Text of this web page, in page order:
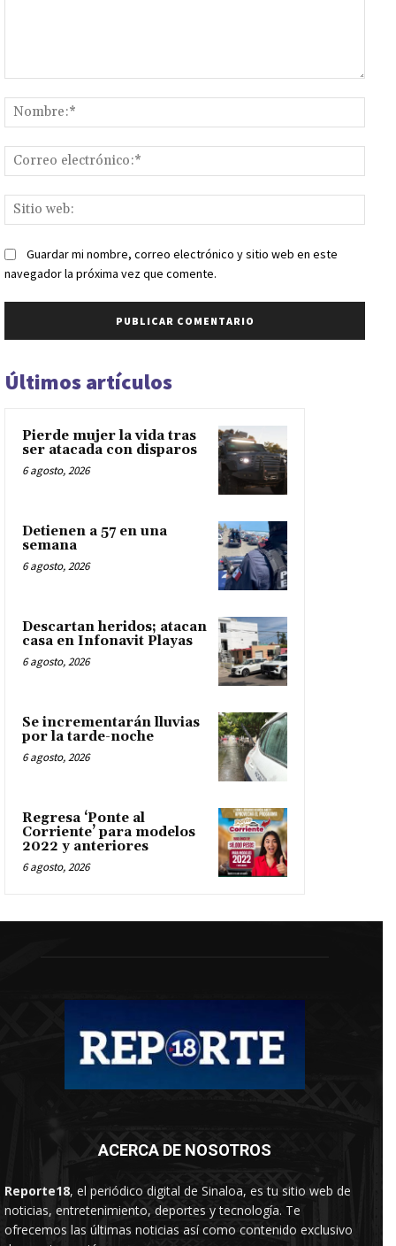
web:
Guardar mi nombre, correo electrónico y sitio web en este
navegador la próxima vez que comente.
Últimos artículos
Pierde mujer la vida tras
ser atacada con disparos
6 agosto, 2026
Detienen a 57 en una
semana
6 agosto, 2026
Descartan heridos; atacan
casa en Infonavit Playas
6 agosto, 2026
Se incrementarán lluvias
por la tarde-noche
6 agosto, 2026
Regresa ‘Ponte al
Corriente’ para modelos
2022 y anteriores
6 agosto, 2026
ACERCA DE NOSOTROS
Reporte18, el periódico digital de Sinaloa, es tu sitio web de
noticias, entretenimiento, deportes y tecnología. Te
ofrecemos las últimas noticias así como contenido exclusivo